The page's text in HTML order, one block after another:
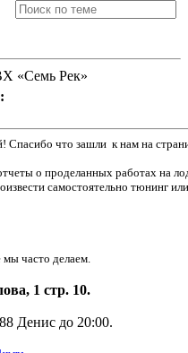
«Семь Рек»
:
Спасибо что зашли к нам на
о проделанных работах на
самостоятельно тюнинг
мы часто делаем.
1 стр. 10.
Денис до 20:00.